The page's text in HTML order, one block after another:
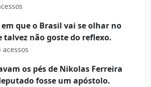
em que o Brasil vai se olhar no
talvez não goste do reflexo.
acessos
os pés de Nikolas Ferreira
fosse um apóstolo.